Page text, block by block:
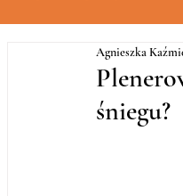
Rozszerzone
śniegu?
Agnieszka